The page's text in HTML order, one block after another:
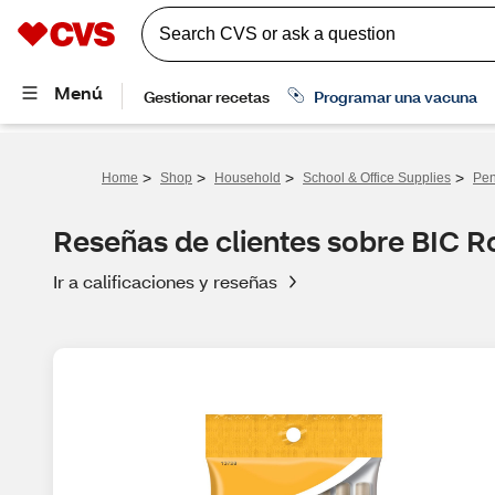
Home > Shop > Household > School & Office Supplies >
Reseñas de clientes sobre BIC
Ir a calificaciones y reseñas